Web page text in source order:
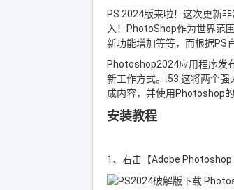
PS 2024版来啦！这次更新
入！PhotoShop作为世界范
新功能增加等等，而根据PS
Photoshop2024应用程序发
新工作方式。:53 这将两个
成内容，并使用Photoshop
安装教程
1、右击【Adobe